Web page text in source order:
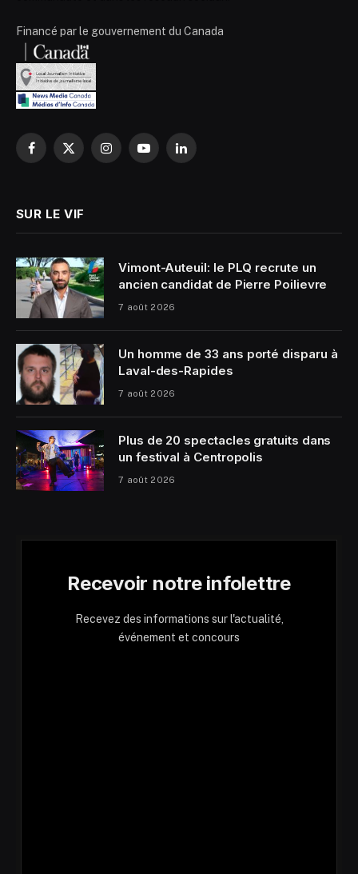
Financé par le gouvernement du Canada
Facebook
X
InstagramYouTubeLinkedIn
SUR LE VIF
Vimont-Auteuil: le PLQ recrute un
ancien candidat de Pierre Poilievre
7 août 2026
Un homme de 33 ans porté disparu à
Laval-des-Rapides
7 août 2026
Plus de 20 spectacles gratuits dans
un festival à Centropolis
7 août 2026
Recevoir notre infolettre
Recevez des informations sur l'actualité,
événement et concours